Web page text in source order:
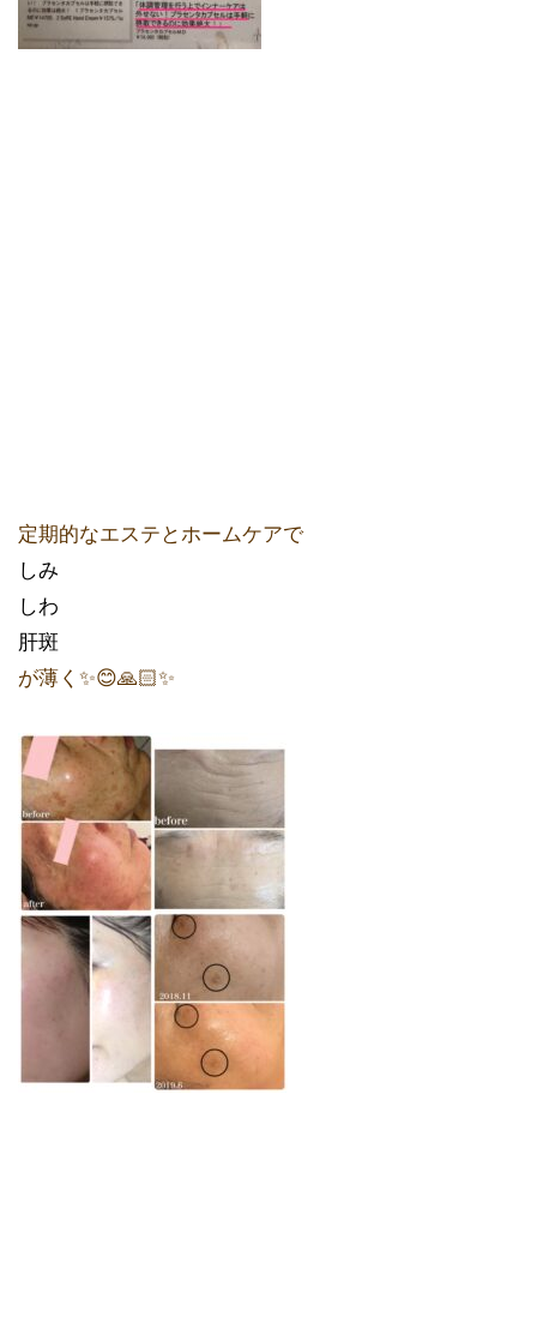
定期的なエステとホームケアで
しみ
しわ
肝斑
が薄く✨😊🙏🏻✨